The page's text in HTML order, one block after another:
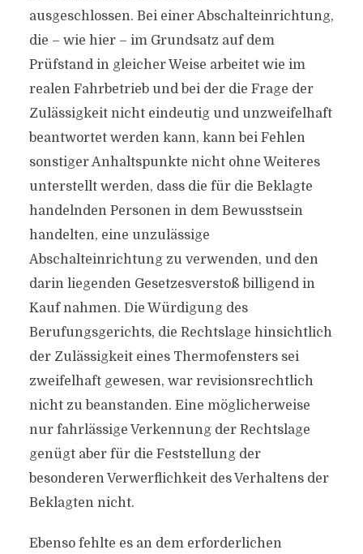
ausgeschlossen. Bei einer Abschalteinrichtung,
die – wie hier – im Grundsatz auf dem
Prüfstand in gleicher Weise arbeitet wie im
realen Fahrbetrieb und bei der die Frage der
Zulässigkeit nicht eindeutig und unzweifelhaft
beantwortet werden kann, kann bei Fehlen
sonstiger Anhaltspunkte nicht ohne Weiteres
unterstellt werden, dass die für die Beklagte
handelnden Personen in dem Bewusstsein
handelten, eine unzulässige
Abschalteinrichtung zu verwenden, und den
darin liegenden Gesetzesverstoß billigend in
Kauf nahmen. Die Würdigung des
Berufungsgerichts, die Rechtslage hinsichtlich
der Zulässigkeit eines Thermofensters sei
zweifelhaft gewesen, war revisionsrechtlich
nicht zu beanstanden. Eine möglicherweise
nur fahrlässige Verkennung der Rechtslage
genügt aber für die Feststellung der
besonderen Verwerflichkeit des Verhaltens der
Beklagten nicht.
Ebenso fehlte es an dem erforderlichen